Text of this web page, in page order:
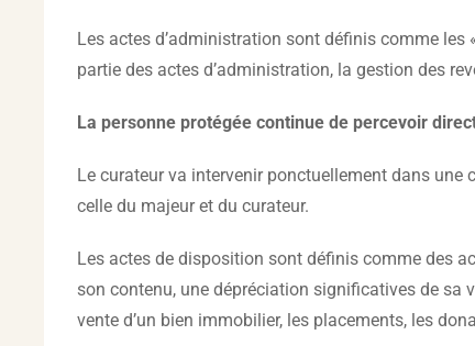
Les actes d’administration sont définis comme
partie des actes d’administration, la gestion des
La personne protégée continue de percevoir
Le curateur va intervenir ponctuellement dans une
celle du majeur et du curateur.
Les actes de disposition sont définis comme des
son contenu, une dépréciation significatives de sa
vente d’un bien immobilier, les placements, les